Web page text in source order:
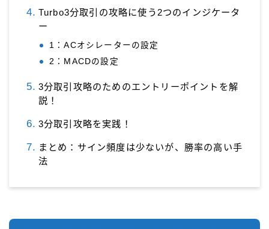
Turbo3分取引の攻略に使う2つのインジケータ
ー
1：ACオシレーターの設定
2：MACDの設定
3分取引攻略のためのエントリーポイントを解
説！
3分取引攻略を実践！
まとめ：サイン頻度は少ないが、勝率の高い手
法